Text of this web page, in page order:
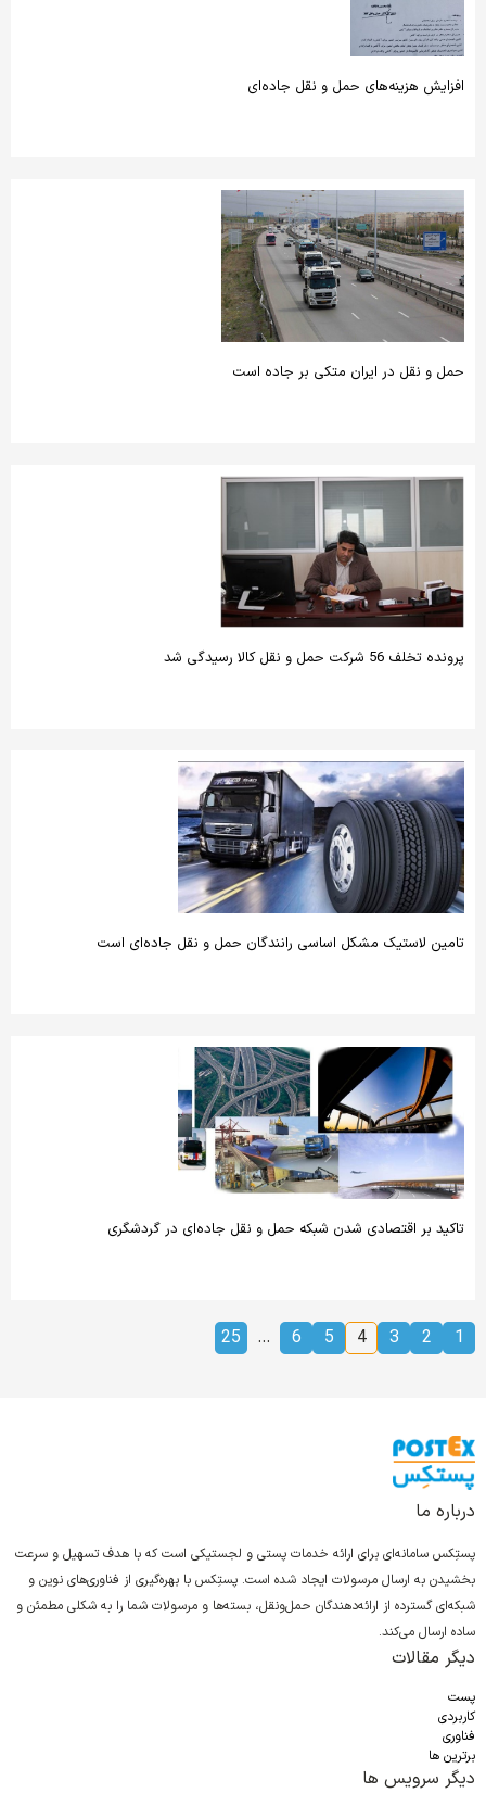
افزایش هزینه‌های حمل و نقل جاده‌ای
حمل و نقل در ایران متکی بر جاده است
پرونده تخلف 56 شرکت حمل و نقل کالا رسیدگی شد
تامین لاستیک مشکل اساسی رانندگان حمل و نقل جاده‌ای است
تاکید بر ­اقتصادی شدن شبکه حمل و نقل جاده‌ای در گردشگری
1
2
3
4
5
6
…
25
درباره ما
پستِکس سامانه‌ای برای ارائه خدمات پستی و لجستیکی است که با هدف تسهیل و سرعت
بخشیدن به ارسال مرسولات ایجاد شده است. پستِکس با بهره‌گیری از فناوری‌های نوین و
شبکه‌ای گسترده از ارائه‌دهندگان حمل‌ونقل، بسته‌ها و مرسولات شما را به شکلی مطمئن و
ساده ارسال می‌کند.
دیگر مقالات
پست
کاربردی
فناوری
برترین ها
دیگر سرویس ها